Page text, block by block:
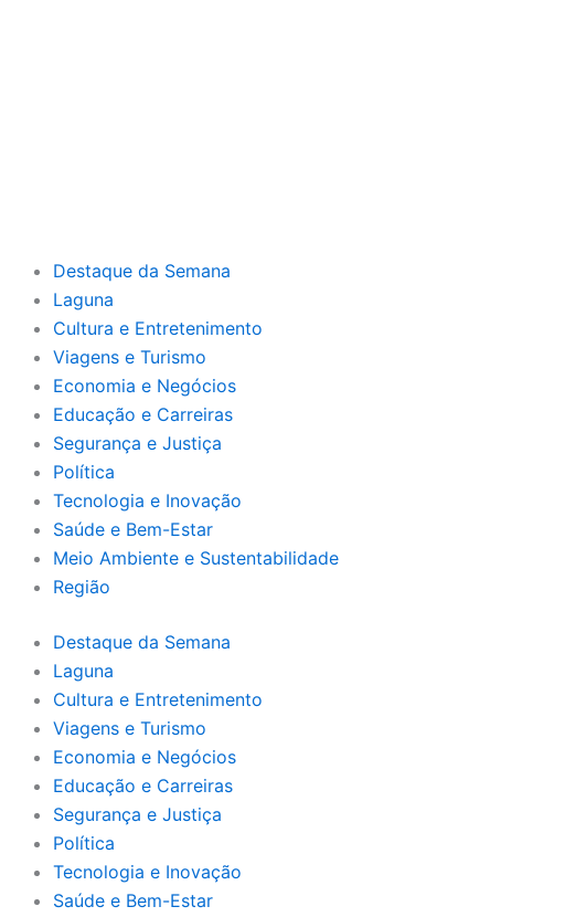
Destaque da Semana
Laguna
Cultura e Entretenimento
Viagens e Turismo
Economia e Negócios
Educação e Carreiras
Segurança e Justiça
Política
Tecnologia e Inovação
Saúde e Bem-Estar
Meio Ambiente e Sustentabilidade
Região
Destaque da Semana
Laguna
Cultura e Entretenimento
Viagens e Turismo
Economia e Negócios
Educação e Carreiras
Segurança e Justiça
Política
Tecnologia e Inovação
Saúde e Bem-Estar